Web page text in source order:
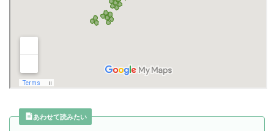
あわせて読みたい